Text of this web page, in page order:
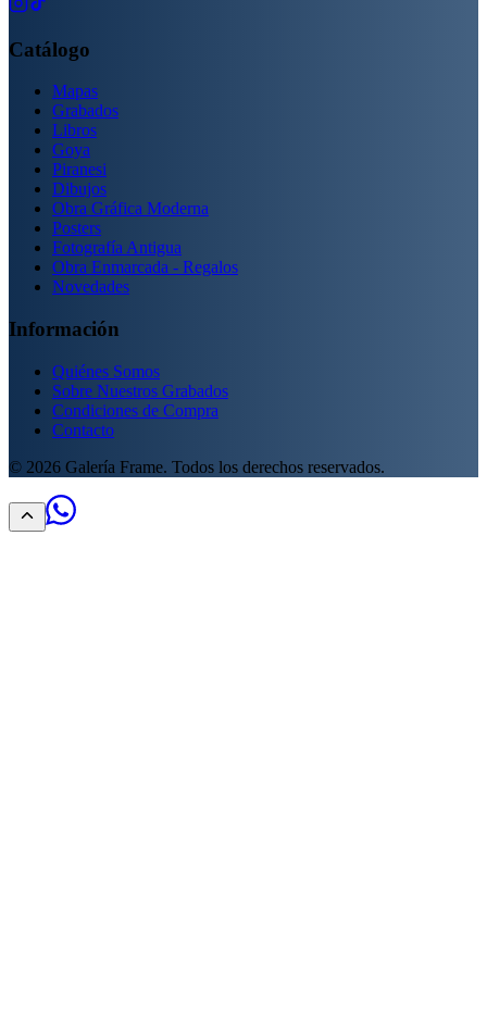
Catálogo
Mapas
Grabados
Libros
Goya
Piranesi
Dibujos
Obra Gráfica Moderna
Posters
Fotografía Antigua
Obra Enmarcada - Regalos
Novedades
Información
Quiénes Somos
Sobre Nuestros Grabados
Condiciones de Compra
Contacto
© 2026 Galería Frame. Todos los derechos reservados.